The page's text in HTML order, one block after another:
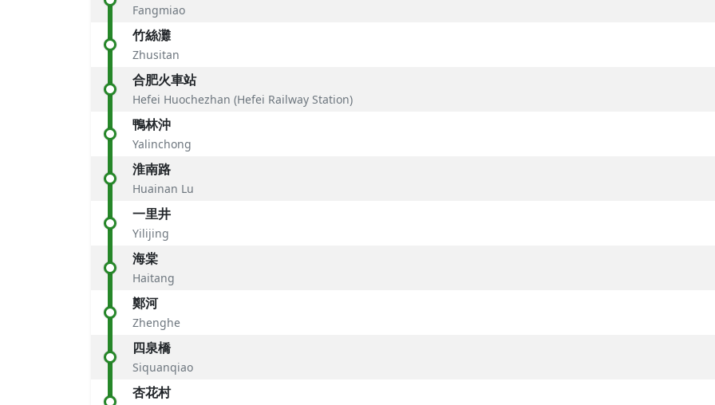
Fangmiao
竹絲灘
Zhusitan
合肥火車站
Hefei Huochezhan (Hefei Railway Station)
鴨林沖
Yalinchong
淮南路
Huainan Lu
一里井
Yilijing
海棠
Haitang
鄭河
Zhenghe
四泉橋
Siquanqiao
杏花村